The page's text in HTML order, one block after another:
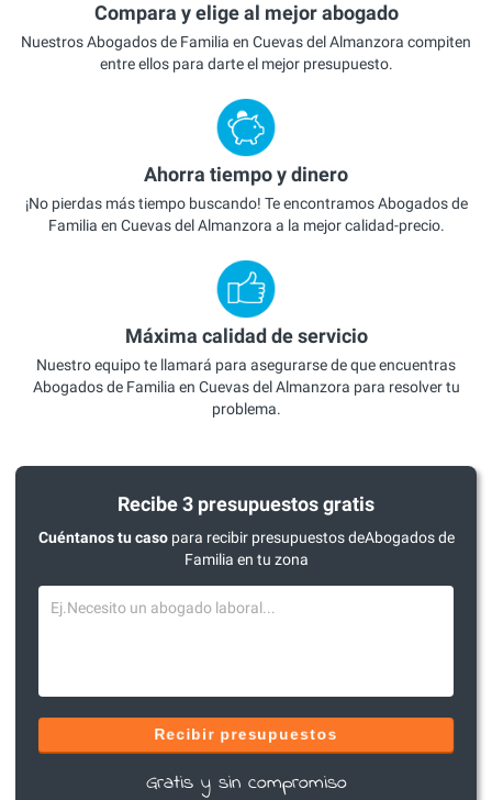
Compara y elige al mejor abogado
Nuestros Abogados de Familia en Cuevas del Almanzora compiten
entre ellos para darte el mejor presupuesto.
Ahorra tiempo y dinero
¡No pierdas más tiempo buscando! Te encontramos Abogados de
Familia en Cuevas del Almanzora a la mejor calidad-precio.
Máxima calidad de servicio
Nuestro equipo te llamará para asegurarse de que encuentras
Abogados de Familia en Cuevas del Almanzora para resolver tu
problema.
Recibe 3 presupuestos gratis
Cuéntanos tu casopara recibir presupuestos deAbogados de
Familia en tu zona
Recibir presupuestos
Gratis y sin compromiso